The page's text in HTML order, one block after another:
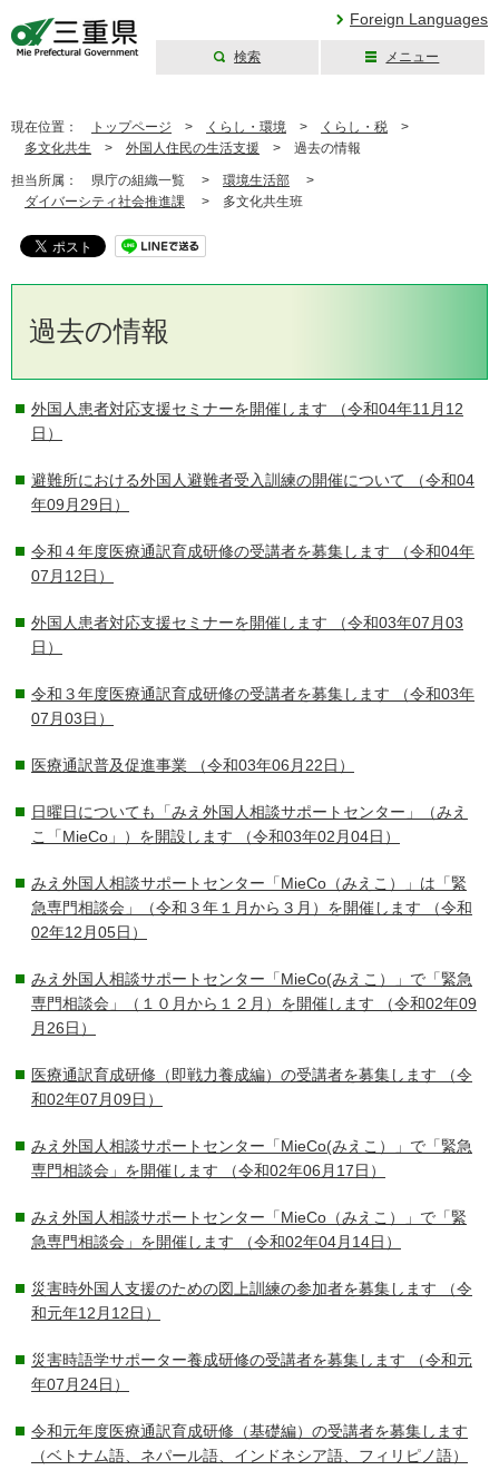
Foreign Languages
検索 メニュー
現在位置： トップページ > くらし・環境 > くらし・税 >
多文化共生 > 外国人住民の生活支援 > 過去の情報
担当所属： 県庁の組織一覧 > 環境生活部 >
ダイバーシティ社会推進課 > 多文化共生班
過去の情報
外国人患者対応支援セミナーを開催します （令和04年11月12
日）
避難所における外国人避難者受入訓練の開催について （令和04
年09月29日）
令和４年度医療通訳育成研修の受講者を募集します （令和04年
07月12日）
外国人患者対応支援セミナーを開催します （令和03年07月03
日）
令和３年度医療通訳育成研修の受講者を募集します （令和03年
07月03日）
医療通訳普及促進事業 （令和03年06月22日）
日曜日についても「みえ外国人相談サポートセンター」（みえ
こ「MieCo」）を開設します （令和03年02月04日）
みえ外国人相談サポートセンター「MieCo（みえこ）」は「緊
急専門相談会」（令和３年１月から３月）を開催します （令和
02年12月05日）
みえ外国人相談サポートセンター「MieCo(みえこ）」で「緊急
専門相談会」（１０月から１２月）を開催します （令和02年09
月26日）
医療通訳育成研修（即戦力養成編）の受講者を募集します （令
和02年07月09日）
みえ外国人相談サポートセンター「MieCo(みえこ）」で「緊急
専門相談会」を開催します （令和02年06月17日）
みえ外国人相談サポートセンター「MieCo（みえこ）」で「緊
急専門相談会」を開催します （令和02年04月14日）
災害時外国人支援のための図上訓練の参加者を募集します （令
和元年12月12日）
災害時語学サポーター養成研修の受講者を募集します （令和元
年07月24日）
令和元年度医療通訳育成研修（基礎編）の受講者を募集します
（ベトナム語、ネパール語、インドネシア語、フィリピノ語）